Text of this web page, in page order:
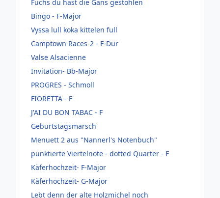
Fuchs du hast die Gans gestohlen
Bingo - F-Major
Vyssa lull koka kittelen full
Camptown Races-2 - F-Dur
Valse Alsacienne
Invitation- Bb-Major
PROGRES - Schmoll
FIORETTA - F
J'AI DU BON TABAC - F
Geburtstagsmarsch
Menuett 2 aus "Nannerl's Notenbuch"
punktierte Viertelnote - dotted Quarter - F
Käferhochzeit- F-Major
Käferhochzeit- G-Major
Lebt denn der alte Holzmichel noch